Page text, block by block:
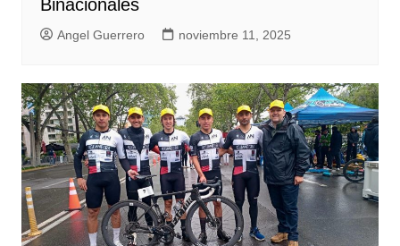
Binacionales
Angel Guerrero noviembre 11, 2025